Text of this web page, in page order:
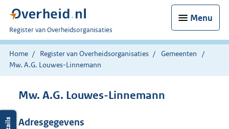
Menu
U
bent
nu
hier:
Register van Overheidsorganisaties
Home Register van Overheidsorganisaties
Gemeenten
Mw. A.G. Louwes-Linnemann
Mw. A.G. Louwes-Linnemann
Adresgegevens